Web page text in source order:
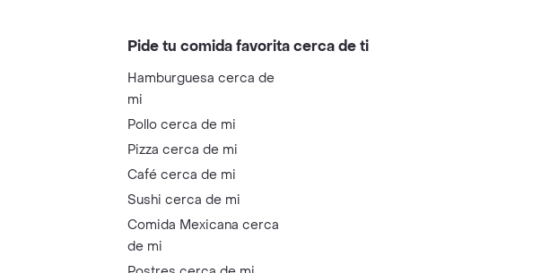
Pide tu comida favorita cerca de ti
Hamburguesa cerca de
mi
Pollo cerca de mi
Pizza cerca de mi
Café cerca de mi
Sushi cerca de mi
Comida Mexicana cerca
de mi